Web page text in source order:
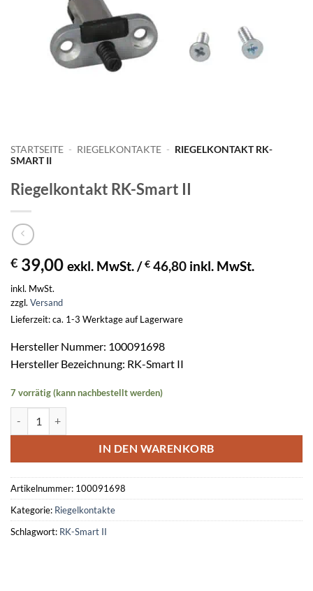
STARTSEITE - RIEGELKONTAKTE - RIEGELKONTAKT RK-
SMART II
Riegelkontakt RK-Smart II
€ 39,00 exkl. MwSt. /€ 46,80 inkl. MwSt.
inkl. MwSt.
zzgl. Versand
Lieferzeit: ca. 1-3 Werktage auf Lagerware
Hersteller Nummer: 100091698
Hersteller Bezeichnung: RK-Smart II
7 vorrätig (kann nachbestellt werden)
IN DEN WARENKORB
Artikelnummer: 100091698
Kategorie: Riegelkontakte
Schlagwort: RK-Smart II